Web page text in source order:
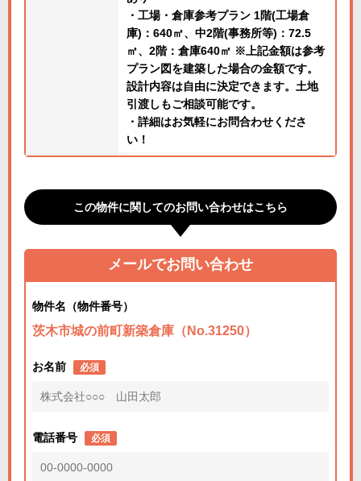
・工場・倉庫参考プラン 1階(工場倉
庫)：640㎡、中2階(事務所等)：72.5
㎡、2階：倉庫640㎡ ※上記金額は参考
プラン図を建築した場合の金額です。
設計内容は自由に決定できます。土地
引渡しもご相談可能です。
・詳細はお気軽にお問合わせくださ
い！
この物件に関してのお問い合わせはこちら
メールでお問い合わせ
物件名（物件番号）
茨木市城の前町新築倉庫（No.31250）
お名前 必須
電話番号 必須